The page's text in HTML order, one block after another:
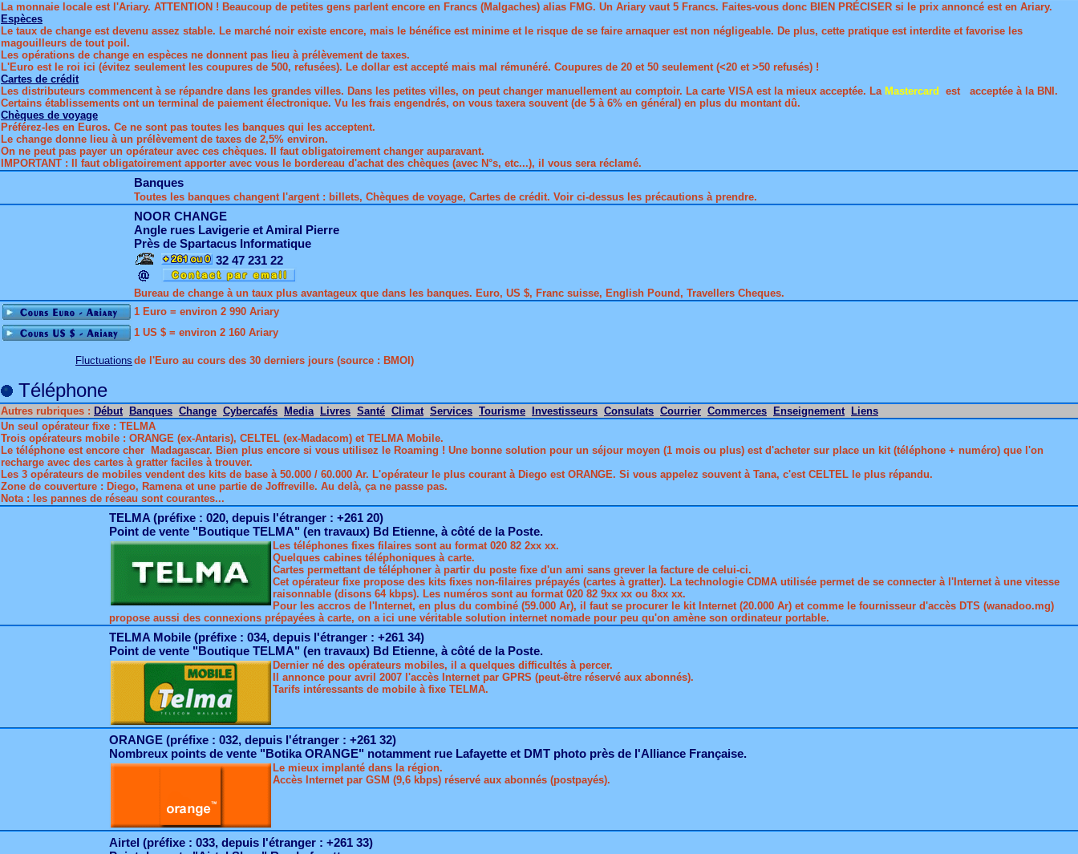
La monnaie locale est l'Ariary. ATTENTION ! Beaucoup de petites gens parlent encore en Francs (Malgaches) alias FMG. Un Ariary vaut 5 Francs. Faites-vous donc BIEN PRÉCISER si le prix annoncé est en Ariary.
Espèces
Le taux de change est devenu assez stable. Le marché noir existe encore, mais le bénéfice est minime et le risque de se faire arnaquer est non négligeable. De plus, cette pratique est interdite et favorise les
magouilleurs de tout poil.
Les opérations de change en espèces ne donnent pas lieu à prélèvement de taxes.
L'Euro est le roi ici (évitez seulement les coupures de 500, refusées). Le dollar est accepté mais mal rémunéré. Coupures de 20 et 50 seulement (<20 et >50 refusés) !
Cartes de crédit
Les distributeurs commencent à se répandre dans les grandes villes. Dans les petites villes, on peut changer manuellement au comptoir. La carte VISA est la mieux acceptée. La Mastercard
est acceptée à la BNI.
Certains établissements ont un terminal de paiement électronique. Vu les frais engendrés, on vous taxera souvent (de 5 à 6% en général) en plus du montant dû.
Chèques de voyage
Préférez-les en Euros. Ce ne sont pas toutes les banques qui les acceptent.
Le change donne lieu à un prélèvement de taxes de 2,5% environ.
On ne peut pas payer un opérateur avec ces chèques. Il faut obligatoirement changer auparavant.
IMPORTANT : Il faut obligatoirement apporter avec vous le bordereau d'achat des chèques (avec N°s, etc...), il vous sera réclamé.
Banques
Toutes les banques changent l'argent : billets, Chèques de voyage, Cartes de crédit. Voir ci-dessus les précautions à prendre.
NOOR CHANGE
Angle rues Lavigerie et Amiral Pierre
Près de Spartacus Informatique
32 47 231 22
Bureau de change à un taux plus avantageux que dans les banques. Euro, US $, Franc suisse, English Pound, Travellers Cheques.
1 Euro = environ 2 990 Ariary
1 US $ = environ 2 160 Ariary
Fluctuations de l'Euro au cours des 30 derniers jours (source : BMOI)
Téléphone
Autres rubriques : Début Banques Change Cybercafés Media Livres Santé Climat Services Tourisme Investisseurs Consulats Courrier Commerces Enseignement
Liens
Un seul opérateur fixe : TELMA
Trois opérateurs mobile : ORANGE (ex-Antaris), CELTEL (ex-Madacom) et TELMA Mobile.
Le téléphone est encore cher Madagascar. Bien plus encore si vous utilisez le Roaming ! Une bonne solution pour un séjour moyen (1 mois ou plus) est d'acheter sur place un kit (téléphone + numéro) que l'on
recharge avec des cartes à gratter faciles à trouver.
Les 3 opérateurs de mobiles vendent des kits de base à 50.000 / 60.000 Ar. L'opérateur le plus courant à Diego est ORANGE. Si vous appelez souvent à Tana, c'est CELTEL le plus répandu.
Zone de couverture : Diego, Ramena et une partie de Joffreville. Au delà, ça ne passe pas.
Nota : les pannes de réseau sont courantes...
TELMA (préfixe : 020, depuis l'étranger : +261 20)
Point de vente "Boutique TELMA" (en travaux) Bd Etienne, à côté de la Poste.
Les téléphones fixes filaires sont au format 020 82 2xx xx.
Quelques cabines téléphoniques à carte.
Cartes permettant de téléphoner à partir du poste fixe d'un ami sans grever la facture de celui-ci.
Cet opérateur fixe propose des kits fixes non-filaires prépayés (cartes à gratter). La technologie CDMA utilisée permet de se connecter à l'Internet à une vitesse
raisonnable (disons 64 kbps). Les numéros sont au format 020 82 9xx xx ou 8xx xx.
Pour les accros de l'Internet, en plus du combiné (59.000 Ar), il faut se procurer le kit Internet (20.000 Ar) et comme le fournisseur d'accès DTS (wanadoo.mg)
propose aussi des connexions prépayées à carte, on a ici une véritable solution internet nomade pour peu qu'on amène son ordinateur portable.
TELMA Mobile (préfixe : 034, depuis l'étranger : +261 34)
Point de vente "Boutique TELMA" (en travaux) Bd Etienne, à côté de la Poste.
Dernier né des opérateurs mobiles, il a quelques difficultés à percer.
Il annonce pour avril 2007 l'accès Internet par GPRS (peut-être réservé aux abonnés).
Tarifs intéressants de mobile à fixe TELMA.
ORANGE (préfixe : 032, depuis l'étranger : +261 32)
Nombreux points de vente "Botika ORANGE" notamment rue Lafayette et DMT photo près de l'Alliance Française.
Le mieux implanté dans la région.
Accès Internet par GSM (9,6 kbps) réservé aux abonnés (postpayés).
Airtel (préfixe : 033, depuis l'étranger : +261 33)